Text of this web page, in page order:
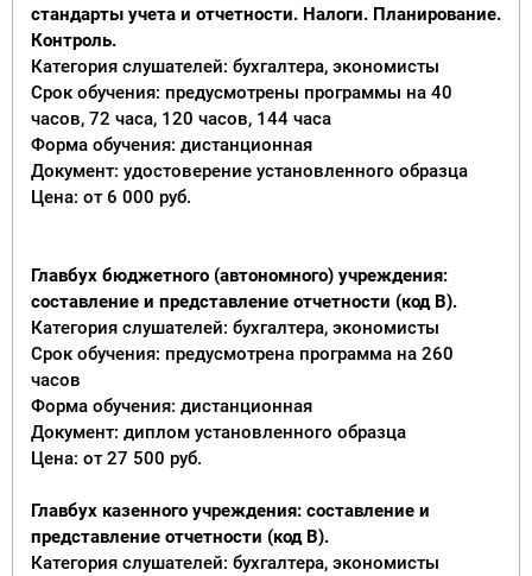
стандарты учета и отчетности. Налоги. Планирование.
Контроль.
Категория слушателей: бухгалтера, экономисты
Срок обучения: предусмотрены программы на 40
часов, 72 часа, 120 часов, 144 часа
Форма обучения: дистанционная
Документ: удостоверение установленного образца
Цена: от 6 000 руб.
Главбух бюджетного (автономного) учреждения:
составление и представление отчетности (код В).
Категория слушателей: бухгалтера, экономисты
Срок обучения: предусмотрена программа на 260
часов
Форма обучения: дистанционная
Документ: диплом установленного образца
Цена: от 27 500 руб.
Главбух казенного учреждения: составление и
представление отчетности (код В).
Категория слушателей: бухгалтера, экономисты